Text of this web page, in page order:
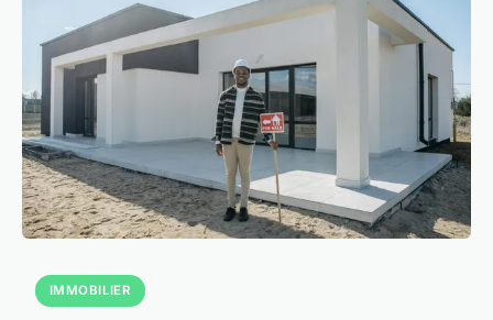
IMMOBILIER